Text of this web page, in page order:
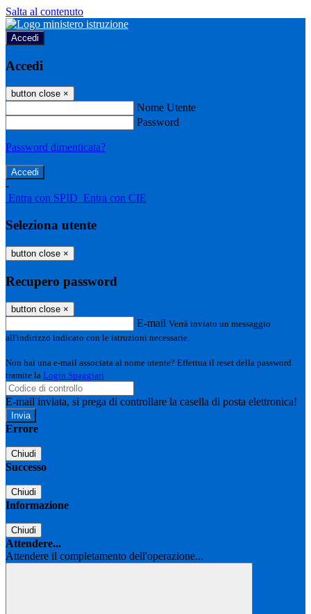
Salta al contenuto
Accedi
Accedi
button close ×
Nome Utente
Password
Password dimenticata?
-
Entra con SPID Entra con CIE
Seleziona utente
button close ×
Recupero password
button close ×
E-mail Verrà inviato un messaggio
all'indirizzo indicato con le istruzioni necessarie.
Non hai una e-mail associata al nome utente? Effettua il reset della password
tramite la Login Spaggiari
E-mail inviata, si prega di controllare la casella di posta elettronica!
Errore
Chiudi
Successo
Chiudi
Informazione
Chiudi
Attendere...
Attendere il completamento dell'operazione...